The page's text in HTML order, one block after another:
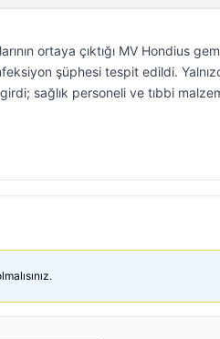
ortaya çıktığı MV Hondius
şüphesi tespit edildi.
sağlık personeli ve tıbbi